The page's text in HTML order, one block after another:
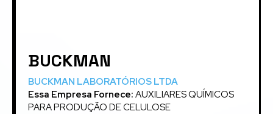
BUCKMAN
BUCKMAN LABORATÓRIOS LTDA
Essa Empresa Fornece: AUXILIARES QUÍMICOS
PARA PRODUÇÃO DE CELULOSE